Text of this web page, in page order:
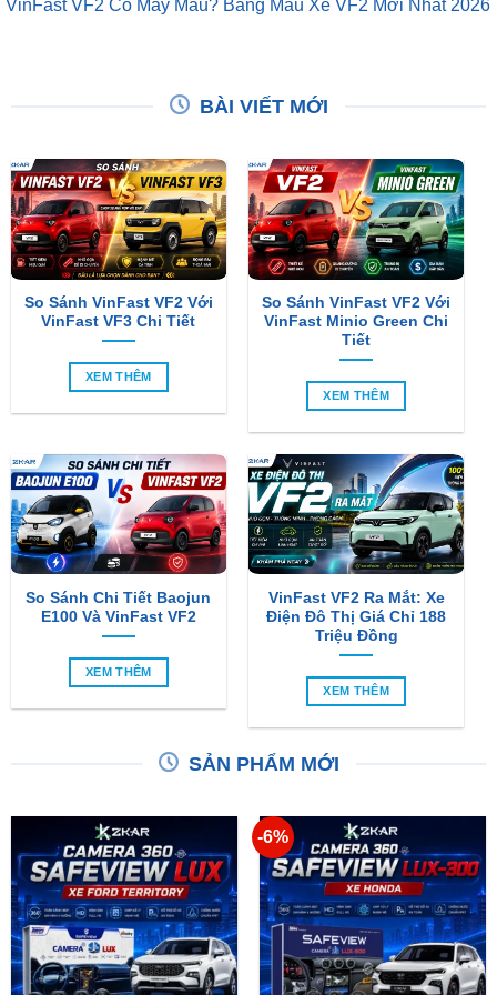
VinFast VF2 Có Mấy Màu? Bảng Màu Xe VF2 Mới Nhất 2026
BÀI VIẾT MỚI
So Sánh VinFast VF2 Với
VinFast VF3 Chi Tiết
XEM THÊM
So Sánh VinFast VF2 Với
VinFast Minio Green Chi
Tiết
XEM THÊM
So Sánh Chi Tiết Baojun
E100 Và VinFast VF2
XEM THÊM
VinFast VF2 Ra Mắt: Xe
Điện Đô Thị Giá Chỉ 188
Triệu Đồng
XEM THÊM
SẢN PHẨM MỚI
-6%